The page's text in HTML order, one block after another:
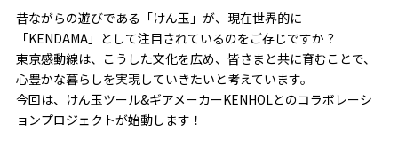
昔ながらの遊びである「けん玉」が、現在世界的に
「KENDAMA」として注目されているのをご存じですか？
東京感動線は、こうした文化を広め、皆さまと共に育むことで、
心豊かな暮らしを実現していきたいと考えています。
今回は、けん玉ツール&ギアメーカーKENHOLとのコラボレーシ
ョンプロジェクトが始動します！